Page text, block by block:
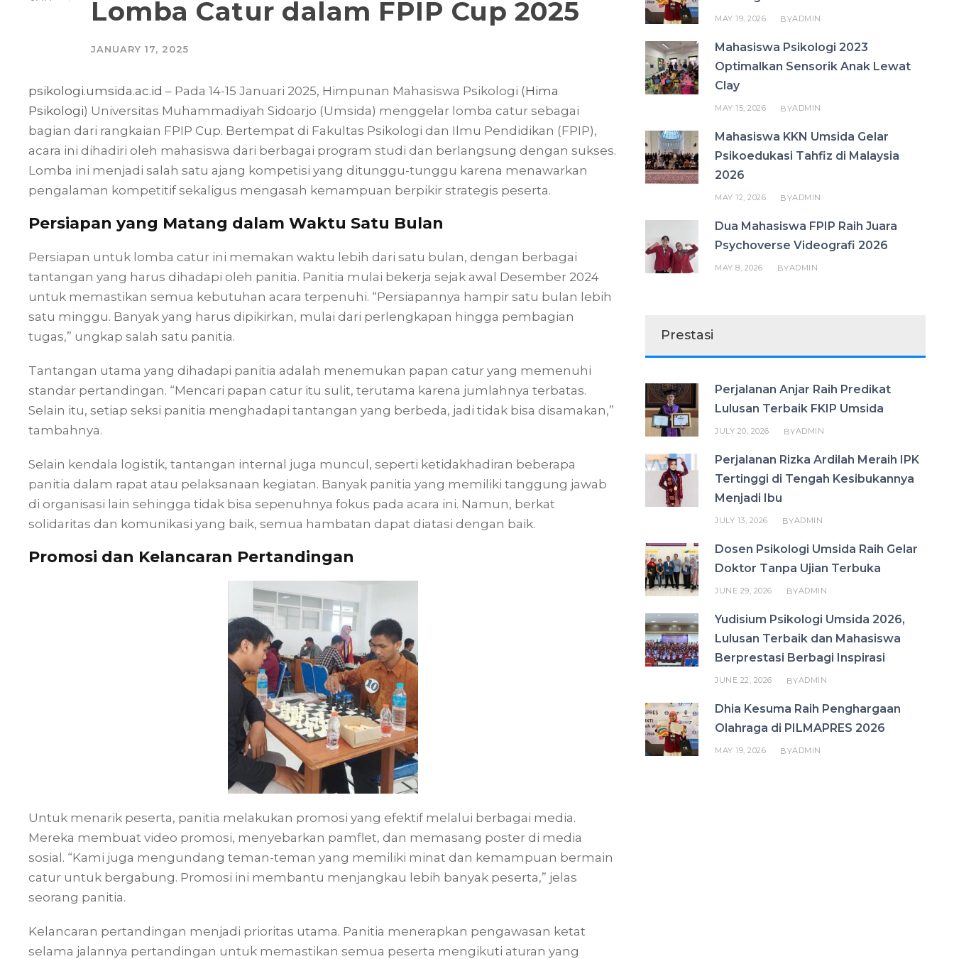
Lomba Catur dalam FPIP Cup 2025
JANUARY 17, 2025
psikologi.umsida.ac.id – Pada 14-15 Januari 2025, Himpunan Mahasiswa Psikologi (Hima
Psikologi) Universitas Muhammadiyah Sidoarjo (Umsida) menggelar lomba catur sebagai
bagian dari rangkaian FPIP Cup. Bertempat di Fakultas Psikologi dan Ilmu Pendidikan (FPIP),
acara ini dihadiri oleh mahasiswa dari berbagai program studi dan berlangsung dengan sukses.
Lomba ini menjadi salah satu ajang kompetisi yang ditunggu-tunggu karena menawarkan
pengalaman kompetitif sekaligus mengasah kemampuan berpikir strategis peserta.
Persiapan yang Matang dalam Waktu Satu Bulan
Persiapan untuk lomba catur ini memakan waktu lebih dari satu bulan, dengan berbagai
tantangan yang harus dihadapi oleh panitia. Panitia mulai bekerja sejak awal Desember 2024
untuk memastikan semua kebutuhan acara terpenuhi. “Persiapannya hampir satu bulan lebih
satu minggu. Banyak yang harus dipikirkan, mulai dari perlengkapan hingga pembagian
tugas,” ungkap salah satu panitia.
Tantangan utama yang dihadapi panitia adalah menemukan papan catur yang memenuhi
standar pertandingan. “Mencari papan catur itu sulit, terutama karena jumlahnya terbatas.
Selain itu, setiap seksi panitia menghadapi tantangan yang berbeda, jadi tidak bisa disamakan,”
tambahnya.
Selain kendala logistik, tantangan internal juga muncul, seperti ketidakhadiran beberapa
panitia dalam rapat atau pelaksanaan kegiatan. Banyak panitia yang memiliki tanggung jawab
di organisasi lain sehingga tidak bisa sepenuhnya fokus pada acara ini. Namun, berkat
solidaritas dan komunikasi yang baik, semua hambatan dapat diatasi dengan baik.
Promosi dan Kelancaran Pertandingan
Untuk menarik peserta, panitia melakukan promosi yang efektif melalui berbagai media.
Mereka membuat video promosi, menyebarkan pamflet, dan memasang poster di media
sosial. “Kami juga mengundang teman-teman yang memiliki minat dan kemampuan bermain
catur untuk bergabung. Promosi ini membantu menjangkau lebih banyak peserta,” jelas
seorang panitia.
Kelancaran pertandingan menjadi prioritas utama. Panitia menerapkan pengawasan ketat
selama jalannya pertandingan untuk memastikan semua peserta mengikuti aturan yang
MAY 19, 2026 BYADMIN
Mahasiswa Psikologi 2023
Optimalkan Sensorik Anak Lewat
Clay
MAY 15, 2026 BYADMIN
Mahasiswa KKN Umsida Gelar
Psikoedukasi Tahfiz di Malaysia
2026
MAY 12, 2026 BYADMIN
Dua Mahasiswa FPIP Raih Juara
Psychoverse Videografi 2026
MAY 8, 2026 BYADMIN
Prestasi
Perjalanan Anjar Raih Predikat
Lulusan Terbaik FKIP Umsida
JULY 20, 2026 BYADMIN
Perjalanan Rizka Ardilah Meraih IPK
Tertinggi di Tengah Kesibukannya
Menjadi Ibu
JULY 13, 2026 BYADMIN
Dosen Psikologi Umsida Raih Gelar
Doktor Tanpa Ujian Terbuka
JUNE 29, 2026 BYADMIN
Yudisium Psikologi Umsida 2026,
Lulusan Terbaik dan Mahasiswa
Berprestasi Berbagi Inspirasi
JUNE 22, 2026 BYADMIN
Dhia Kesuma Raih Penghargaan
Olahraga di PILMAPRES 2026
MAY 19, 2026 BYADMIN